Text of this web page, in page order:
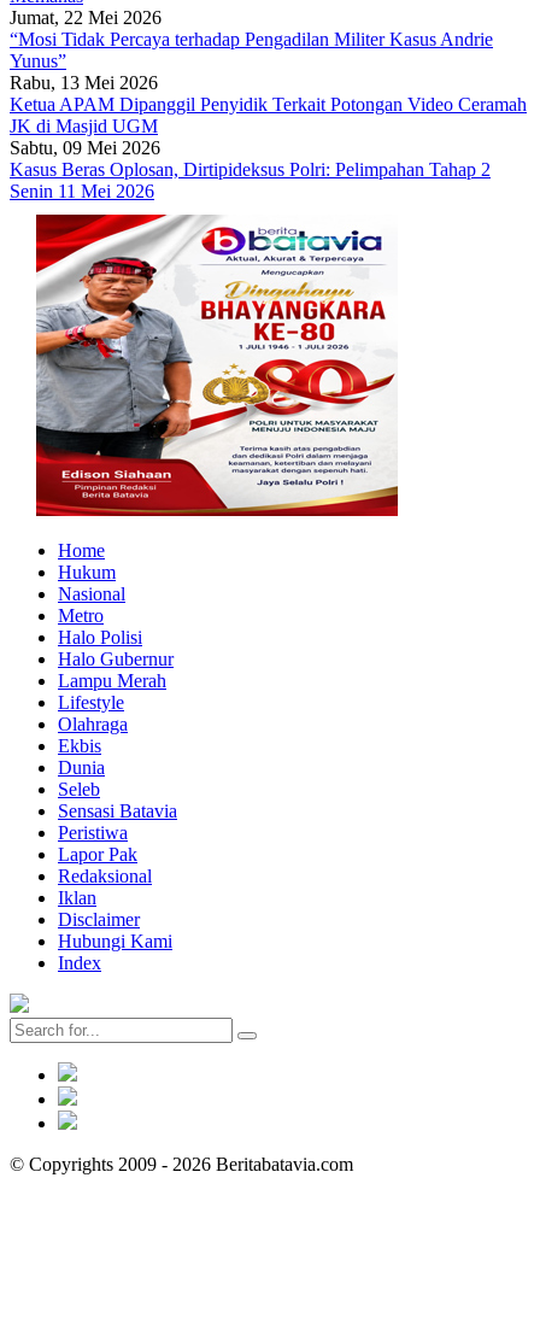
Jumat, 22 Mei 2026
“Mosi Tidak Percaya terhadap Pengadilan Militer Kasus Andrie
Yunus”
Rabu, 13 Mei 2026
Ketua APAM Dipanggil Penyidik Terkait Potongan Video Ceramah
JK di Masjid UGM
Sabtu, 09 Mei 2026
Kasus Beras Oplosan, Dirtipideksus Polri: Pelimpahan Tahap 2
Senin 11 Mei 2026
Home
Hukum
Nasional
Metro
Halo Polisi
Halo Gubernur
Lampu Merah
Lifestyle
Olahraga
Ekbis
Dunia
Seleb
Sensasi Batavia
Peristiwa
Lapor Pak
Redaksional
Iklan
Disclaimer
Hubungi Kami
Index
© Copyrights 2009 - 2026 Beritabatavia.com